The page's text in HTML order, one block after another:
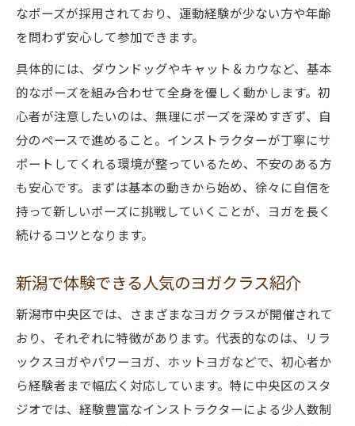
なポーズが採用されており、運動経験が少ない方や年齢
を問わず安心して参加できます。
具体的には、ダウンドッグやキャット＆カウなど、基本
的なポーズを組み合わせて全身を優しく動かします。初
心者が注意したいのは、無理にポーズを深めすぎず、自
分のペースで進めること。インストラクターが丁寧にサ
ポートしてくれる環境が整っているため、不安のある方
も安心です。まずは基本の動きから始め、徐々に自信を
持って新しいポーズに挑戦していくことが、ヨガを長く
続けるコツとなります。
新潟で体験できる人気のヨガクラス紹介
新潟市中央区では、さまざまなヨガクラスが開催されて
おり、それぞれに特徴があります。代表的なのは、リラ
ックスヨガやパワーヨガ、ホットヨガなどで、初心者か
ら経験者まで幅広く対応しています。特に中央区のスタ
ジオでは、経験豊富なインストラクターによる少人数制